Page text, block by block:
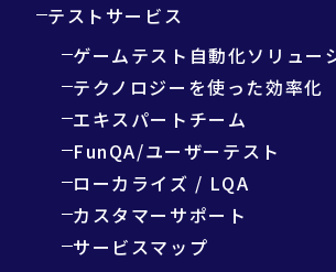
テストサービス
ゲームテスト自動化ソリュー
テクノロジーを使った効率化
エキスパートチーム
FunQA/ユーザーテスト
ローカライズ / LQA
カスタマーサポート
サービスマップ